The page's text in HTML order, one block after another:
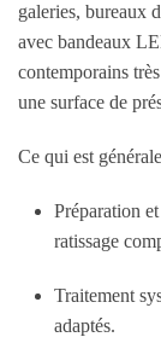
galeries, bureaux
avec bandeaux
contemporains
une surface de
Ce qui est
Préparation
ratissage
Traitement
adaptés.